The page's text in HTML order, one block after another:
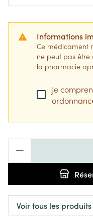
Informations
Ce médicament
ne peut pas
la pharmacie
Je
Voir tous les